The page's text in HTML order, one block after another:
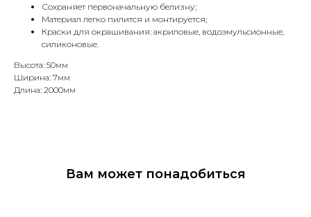
Сохраняет первоначальную белизну;
Материал легко пилится и монтируется;
Краски для окрашивания: акриловые, водоэмульсионные,
силиконовые.
Высота: 50мм
Ширина: 7мм
Длина: 2000мм
Вам может понадобиться